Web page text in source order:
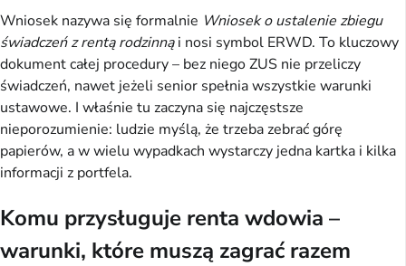
Wniosek nazywa się formalnie Wniosek o ustalenie zbiegu
świadczeń z rentą rodzinnąi nosi symbol ERWD. To kluczowy
dokument całej procedury – bez niego ZUS nie przeliczy
świadczeń, nawet jeżeli senior spełnia wszystkie warunki
ustawowe. I właśnie tu zaczyna się najczęstsze
nieporozumienie: ludzie myślą, że trzeba zebrać górę
papierów, a w wielu wypadkach wystarczy jedna kartka i kilka
informacji z portfela.
Komu przysługuje renta wdowia –
warunki, które muszą zagrać razem